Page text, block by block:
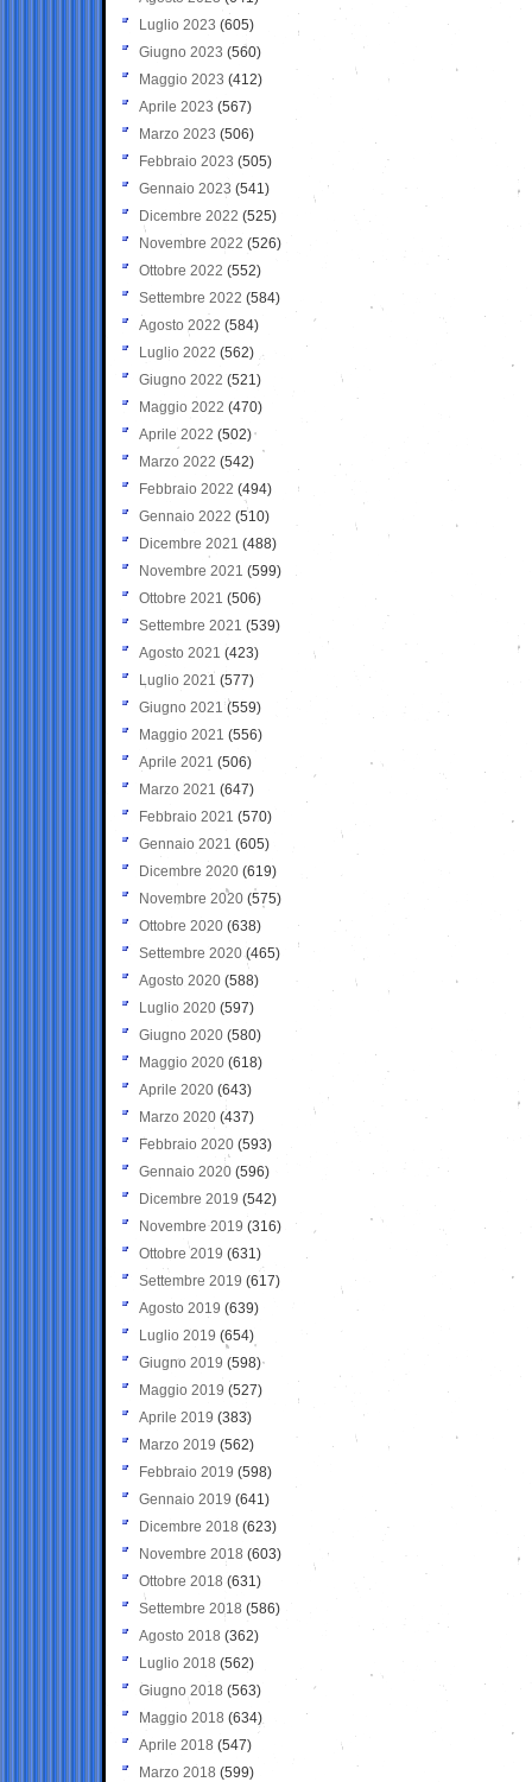
Luglio 2023 (605)
Giugno 2023 (560)
Maggio 2023 (412)
Aprile 2023 (567)
Marzo 2023 (506)
Febbraio 2023 (505)
Gennaio 2023 (541)
Dicembre 2022 (525)
Novembre 2022 (526)
Ottobre 2022 (552)
Settembre 2022 (584)
Agosto 2022 (584)
Luglio 2022 (562)
Giugno 2022 (521)
Maggio 2022 (470)
Aprile 2022 (502)
Marzo 2022 (542)
Febbraio 2022 (494)
Gennaio 2022 (510)
Dicembre 2021 (488)
Novembre 2021 (599)
Ottobre 2021 (506)
Settembre 2021 (539)
Agosto 2021 (423)
Luglio 2021 (577)
Giugno 2021(559)
Maggio 2021 (556)
Aprile 2021 (506)
Marzo 2021 (647)
Febbraio 2021 (570)
Gennaio 2021 (605)
Dicembre 2020 (619)
Novembre 2020 (575)
Ottobre 2020 (638)
Settembre 2020(465)
Agosto 2020 (588)
Luglio 2020 (597)
Giugno 2020 (580)
Maggio 2020 (618)
Aprile 2020 (643)
Marzo 2020 (437)
Febbraio 2020 (593)
Gennaio 2020 (596)
Dicembre 2019 (542)
Novembre 2019 (316)
Ottobre 2019 (631)
Settembre 2019 (617)
Agosto 2019 (639)
Luglio 2019 (654)
Giugno 2019 (598)
Maggio 2019 (527)
Aprile 2019 (383)
Marzo 2019 (562)
Febbraio 2019 (598)
Gennaio 2019 (641)
Dicembre 2018 (623)
Novembre 2018 (603)
Ottobre 2018 (631)
Settembre 2018 (586)
Agosto 2018 (362)
Luglio 2018 (562)
Giugno 2018 (563)
Maggio 2018 (634)
Aprile 2018 (547)
Marzo 2018 (599)